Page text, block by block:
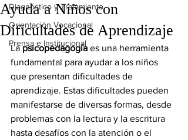
Diagnóstico y Tratamiento
Orientación Vocacional
Prensa e Institucional
Ayuda a Niños con
Dificultades de Aprendizaje
La psicopedagogía es una herramienta
fundamental para ayudar a los niños
que presentan dificultades de
aprendizaje. Estas dificultades pueden
manifestarse de diversas formas, desde
problemas con la lectura y la escritura
hasta desafíos con la atención o el